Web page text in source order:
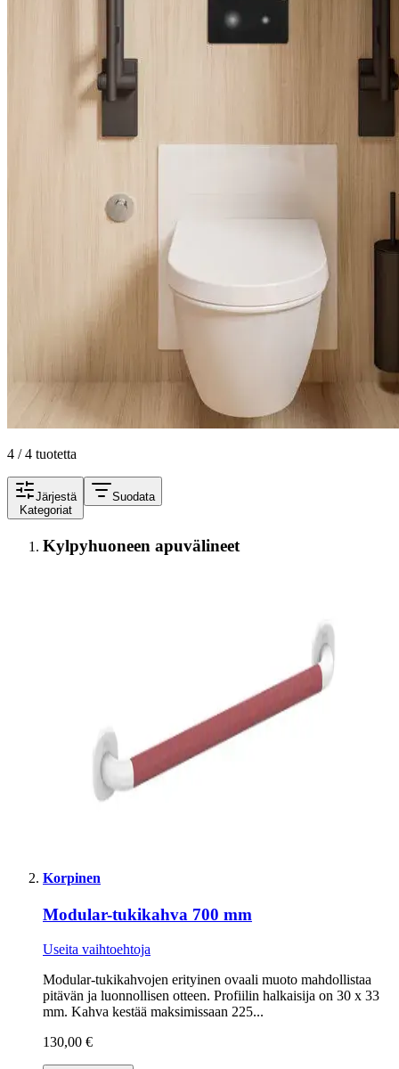
4 / 4 tuotetta
Järjestä
Kategoriat
Suodata
Kylpyhuoneen apuvälineet
Korpinen
Modular-tukikahva 700 mm
Useita vaihtoehtoja
Modular-tukikahvojen erityinen ovaali muoto mahdollistaa
pitävän ja luonnollisen otteen. Profiilin halkaisija on 30 x 33
mm. Kahva kestää maksimissaan 225...
130,00 €